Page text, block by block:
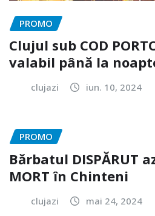
PROMO
Clujul sub COD
valabil până la
clujazi iun. 10, 2024
PROMO
Bărbatul DISPĂRUT
MORT în Chinteni
clujazi mai 24, 2024